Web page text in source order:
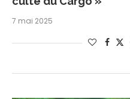
7 mai 2025